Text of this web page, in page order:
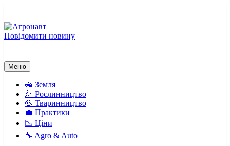
вмісту
Повідомити новину
Меню
🚜 Земля
🌽 Рослинництво
🐽 Тваринництво
💼 Практики
📉 Ціни
🔧 Agro & Auto